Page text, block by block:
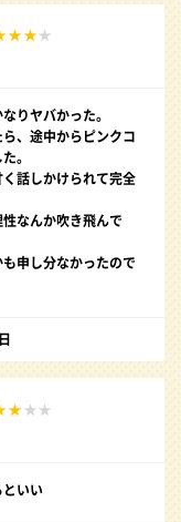
りヤバかった。
、途中からピンクコ
。
話しかけられて完全
なんか吹き飛んで
申し分なかったので
いい